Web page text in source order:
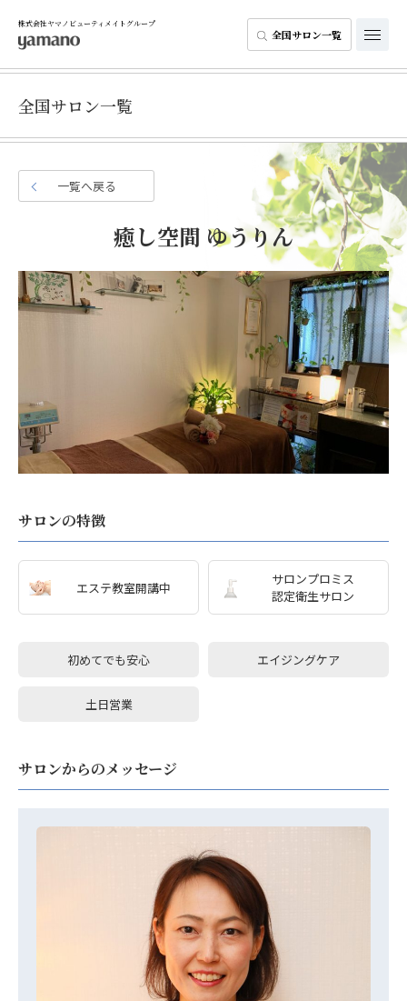
株式会社ヤマノビューティメイトグループ
全国サロン一覧
全国サロン一覧
一覧へ戻る
癒し空間 ゆうりん
サロンの特徴
エステ教室開講中
サロンプロミス
認定衛生サロン
初めてでも安心 エイジングケア
土日営業
サロンからのメッセージ